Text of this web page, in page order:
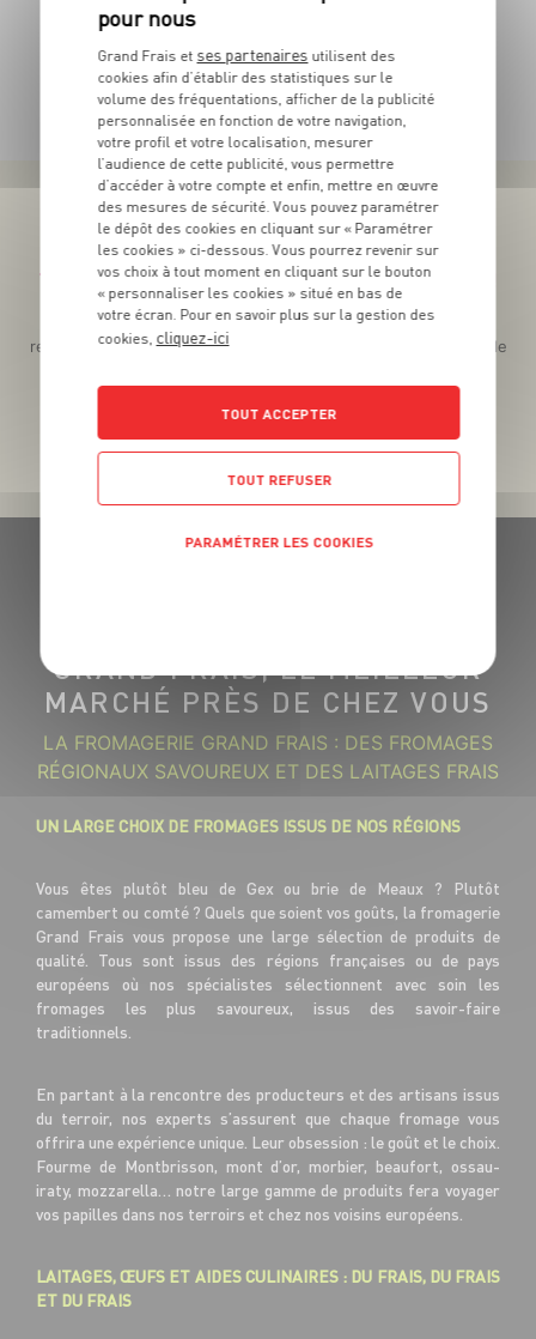
TOUTES NOS PROMOTIONS
Téléchargez l’App pour profiter d’offres exclusives !
Des promos exclusives, des récompenses généreuses, des
recettes gourmandes, des jeux inédits... le tout dans une seule
GRAND FRAIS, LE MEILLEUR
MARCHÉ PRÈS DE CHEZ VOUS
LA FROMAGERIE GRAND FRAIS : DES FROMAGES
RÉGIONAUX SAVOUREUX ET DES LAITAGES FRAIS
UN LARGE CHOIX DE FROMAGES ISSUS DE NOS RÉGIONS
Vous êtes plutôt bleu de Gex ou brie de Meaux ? Plutôt
camembert ou comté ? Quels que soient vos goûts, la fromagerie
Grand Frais vous propose une large sélection de produits de
qualité. Tous sont issus des régions françaises ou de pays
européens où nos spécialistes sélectionnent avec soin les
fromages les plus savoureux, issus des savoir-faire
traditionnels.
En partant à la rencontre des producteurs et des artisans issus
du terroir, nos experts s’assurent que chaque fromage vous
offrira une expérience unique. Leur obsession : le goût et le choix.
Fourme de Montbrisson, mont d’or, morbier, beaufort, ossau-
iraty, mozzarella… notre large gamme de produits fera voyager
vos papilles dans nos terroirs et chez nos voisins européens.
LAITAGES, ŒUFS ET AIDES CULINAIRES : DU FRAIS, DU FRAIS
ET DU FRAIS
Grand Frais et ses partenaires utilisent des
cookies afin d’établir des statistiques sur le
volume des fréquentations, afficher de la publicité
personnalisée en fonction de votre navigation,
votre profil et votre localisation, mesurer
l’audience de cette publicité, vous permettre
d’accéder à votre compte et enfin, mettre en œuvre
des mesures de sécurité. Vous pouvez paramétrer
le dépôt des cookies en cliquant sur « Paramétrer
les cookies » ci-dessous. Vous pourrez revenir sur
vos choix à tout moment en cliquant sur le bouton
« personnaliser les cookies » situé en bas de
votre écran. Pour en savoir plus sur la gestion des
cookies, cliquez-ici
TOUT ACCEPTER
TOUT REFUSER
PARAMÉTRER LES COOKIES